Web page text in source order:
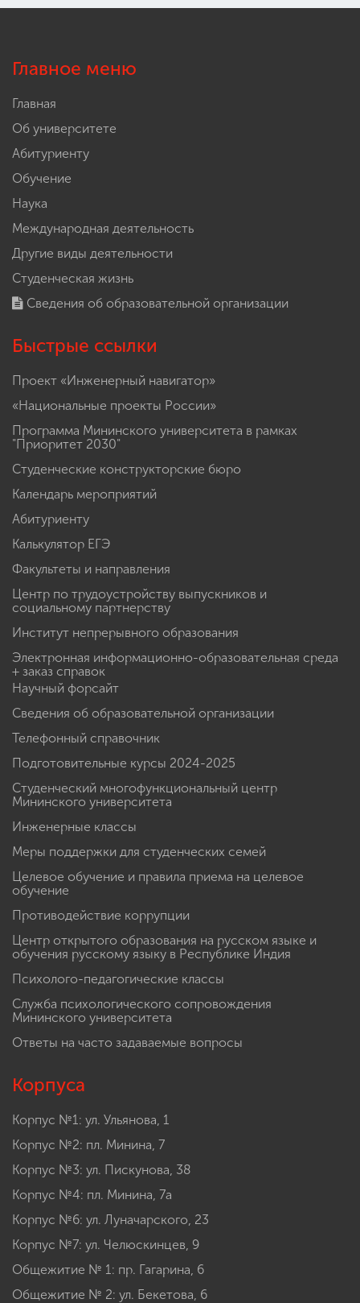
Главное меню
Главная
Об университете
Абитуриенту
Обучение
Наука
Международная деятельность
Другие виды деятельности
Студенческая жизнь
Сведения об образовательной организации
Быстрые ссылки
Проект «Инженерный навигатор»
«Национальные проекты России»
Программа Мининского университета в рамках
"Приоритет 2030"
Студенческие конструкторские бюро
Календарь мероприятий
Абитуриенту
Калькулятор ЕГЭ
Факультеты и направления
Центр по трудоустройству выпускников и
социальному партнерству
Институт непрерывного образования
Электронная информационно-образовательная среда
+ заказ справок
Научный форсайт
Сведения об образовательной организации
Телефонный справочник
Подготовительные курсы 2024-2025
Студенческий многофункциональный центр
Мининского университета
Инженерные классы
Меры поддержки для студенческих семей
Целевое обучение и правила приема на целевое
обучение
Противодействие коррупции
Центр открытого образования на русском языке и
обучения русскому языку в Республике Индия
Психолого-педагогические классы
Служба психологического сопровождения
Мининского университета
Ответы на часто задаваемые вопросы
Корпуса
Корпус №1: ул. Ульянова, 1
Корпус №2: пл. Минина, 7
Корпус №3: ул. Пискунова, 38
Корпус №4: пл. Минина, 7а
Корпус №6: ул. Луначарского, 23
Корпус №7: ул. Челюскинцев, 9
Общежитие № 1: пр. Гагарина, 6
Общежитие № 2: ул. Бекетова, 6